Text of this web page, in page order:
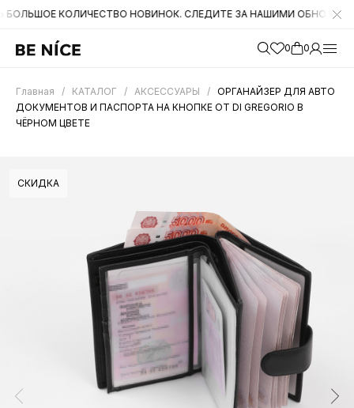
КОЛИЧЕСТВО НОВИНОК. СЛЕДИТЕ ЗА НАШИМИ ОБНОВЛЕНИЯМИ
0 0
Главная / КАТАЛОГ / АКСЕССУАРЫ / ОРГАНАЙЗЕР ДЛЯ АВТО
ДОКУМЕНТОВ И ПАСПОРТА НА КНОПКЕ ОТ DI GREGORIO В
ЧЁРНОМ ЦВЕТЕ
СКИДКА